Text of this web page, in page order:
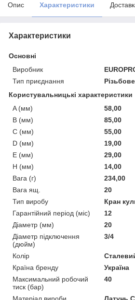
Опис Характеристики
Характеристики
Основні
Виробник
Тип приєднання
Різьбове
Користувальницькі характеристики
A (мм)
58,00
B (мм)
85,00
C (мм)
55,00
D (мм)
19,00
E (мм)
29,00
H (мм)
14,00
Вага (г)
234,00
Вага ящ.
20
Тип виробу
Кран
Гарантійний період (міс)
12
Діаметр (мм)
20
Діаметр підключення
(дюйм)
3/4
Колір
Країна бренду
Україна
Максимальний робочий
тиск (бар)
40
Матеріал вироби
Латунь